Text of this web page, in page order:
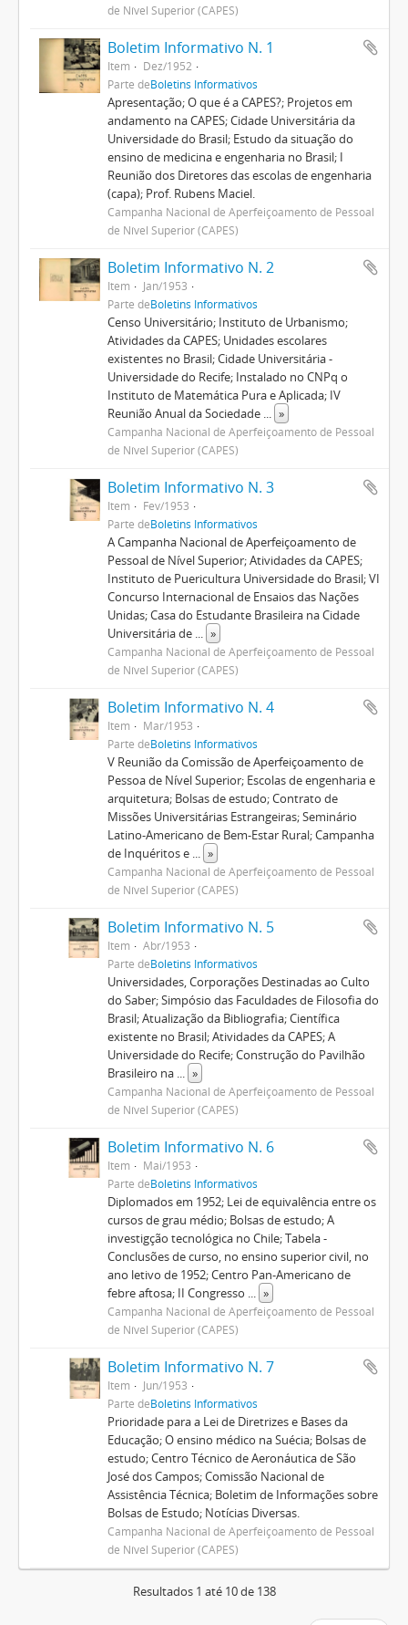
de Nível Superior (CAPES)
Boletim Informativo N. 1
Item
Dez/1952
Parte deBoletins Informativos
Apresentação; O que é a CAPES?; Projetos em
andamento na CAPES; Cidade Universitária da
Universidade do Brasil; Estudo da situação do
ensino de medicina e engenharia no Brasil; I
Reunião dos Diretores das escolas de engenharia
(capa); Prof. Rubens Maciel.
Campanha Nacional de Aperfeiçoamento de Pessoal
de Nível Superior (CAPES)
Boletim Informativo N. 2
Item
Jan/1953
Parte deBoletins Informativos
Censo Universitário; Instituto de Urbanismo;
Atividades da CAPES; Unidades escolares
existentes no Brasil; Cidade Universitária -
Universidade do Recife; Instalado no CNPq o
Instituto de Matemática Pura e Aplicada; IV
Reunião Anual da Sociedade ... »
Campanha Nacional de Aperfeiçoamento de Pessoal
de Nível Superior (CAPES)
Boletim Informativo N. 3
Item
Fev/1953
Parte deBoletins Informativos
A Campanha Nacional de Aperfeiçoamento de
Pessoal de Nível Superior; Atividades da CAPES;
Instituto de Puericultura Universidade do Brasil; VI
Concurso Internacional de Ensaios das Nações
Unidas; Casa do Estudante Brasileira na Cidade
Universitária de ... »
Campanha Nacional de Aperfeiçoamento de Pessoal
de Nível Superior (CAPES)
Boletim Informativo N. 4
Item
Mar/1953
Parte deBoletins Informativos
V Reunião da Comissão de Aperfeiçoamento de
Pessoa de Nível Superior; Escolas de engenharia e
arquitetura; Bolsas de estudo; Contrato de
Missões Universitárias Estrangeiras; Seminário
Latino-Americano de Bem-Estar Rural; Campanha
de Inquéritos e ... »
Campanha Nacional de Aperfeiçoamento de Pessoal
de Nível Superior (CAPES)
Boletim Informativo N. 5
Item
Abr/1953
Parte deBoletins Informativos
Universidades, Corporações Destinadas ao Culto
do Saber; Simpósio das Faculdades de Filosofia do
Brasil; Atualização da Bibliografia; Científica
existente no Brasil; Atividades da CAPES; A
Universidade do Recife; Construção do Pavilhão
Brasileiro na ... »
Campanha Nacional de Aperfeiçoamento de Pessoal
de Nível Superior (CAPES)
Boletim Informativo N. 6
Item
Mai/1953
Parte deBoletins Informativos
Diplomados em 1952; Lei de equivalência entre os
cursos de grau médio; Bolsas de estudo; A
investigção tecnológica no Chile; Tabela -
Conclusões de curso, no ensino superior civil, no
ano letivo de 1952; Centro Pan-Americano de
febre aftosa; II Congresso ... »
Campanha Nacional de Aperfeiçoamento de Pessoal
de Nível Superior (CAPES)
Boletim Informativo N. 7
Item
Jun/1953
Parte deBoletins Informativos
Prioridade para a Lei de Diretrizes e Bases da
Educação; O ensino médico na Suécia; Bolsas de
estudo; Centro Técnico de Aeronáutica de São
José dos Campos; Comissão Nacional de
Assistência Técnica; Boletim de Informações sobre
Bolsas de Estudo; Notícias Diversas.
Campanha Nacional de Aperfeiçoamento de Pessoal
de Nível Superior (CAPES)
Resultados 1 até 10 de 138